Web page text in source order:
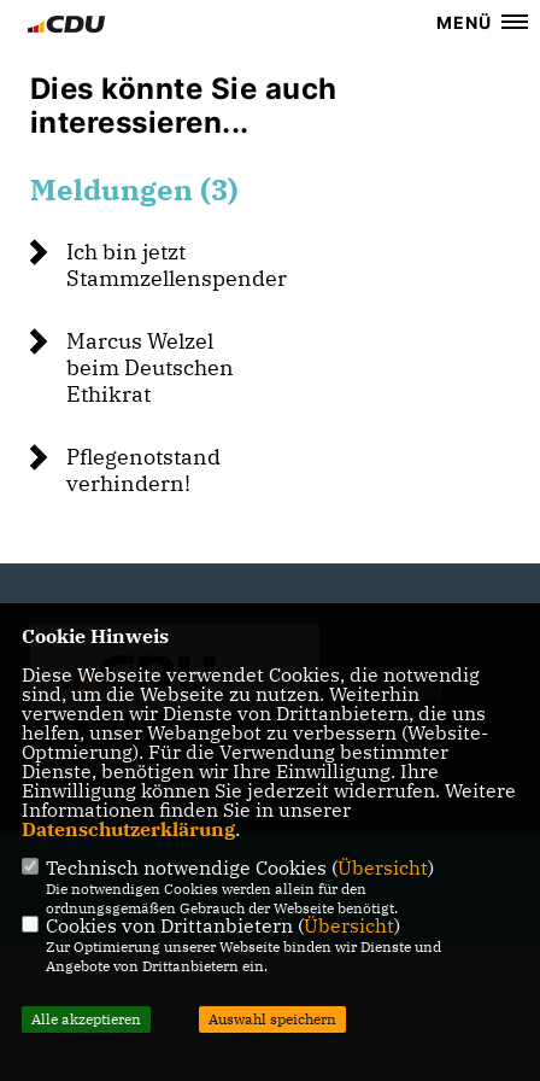
MENÜ
Dies könnte Sie auch
interessieren...
Meldungen (3)
Ich bin jetzt
Stammzellenspender
Marcus Welzel
beim Deutschen
Ethikrat
Pflegenotstand
verhindern!
IMPRESSUM
DATENSCHUTZ
KONTAKT
MITGLIEDERBEREICH
Alle Rechte vorbehalten.
REALISATION: SHARKNESS MEDIA GMBH & CO. KG
Cookie Hinweis
Diese Webseite verwendet Cookies, die notwendig
sind, um die Webseite zu nutzen. Weiterhin
verwenden wir Dienste von Drittanbietern, die uns
helfen, unser Webangebot zu verbessern (Website-
Optmierung). Für die Verwendung bestimmter
Dienste, benötigen wir Ihre Einwilligung. Ihre
Einwilligung können Sie jederzeit widerrufen. Weitere
Informationen finden Sie in unserer
Datenschutzerklärung.
Technisch notwendige Cookies (Übersicht)
Die notwendigen Cookies werden allein für den
ordnungsgemäßen Gebrauch der Webseite benötigt.
Cookies von Drittanbietern (Übersicht)
Zur Optimierung unserer Webseite binden wir Dienste und
Angebote von Drittanbietern ein.
Alle akzeptieren Auswahl speichern